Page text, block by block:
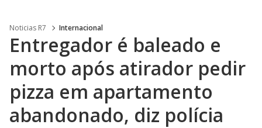
Noticias R7 Internacional
Entregador é baleado e
morto após atirador pedir
pizza em apartamento
abandonado, diz polícia